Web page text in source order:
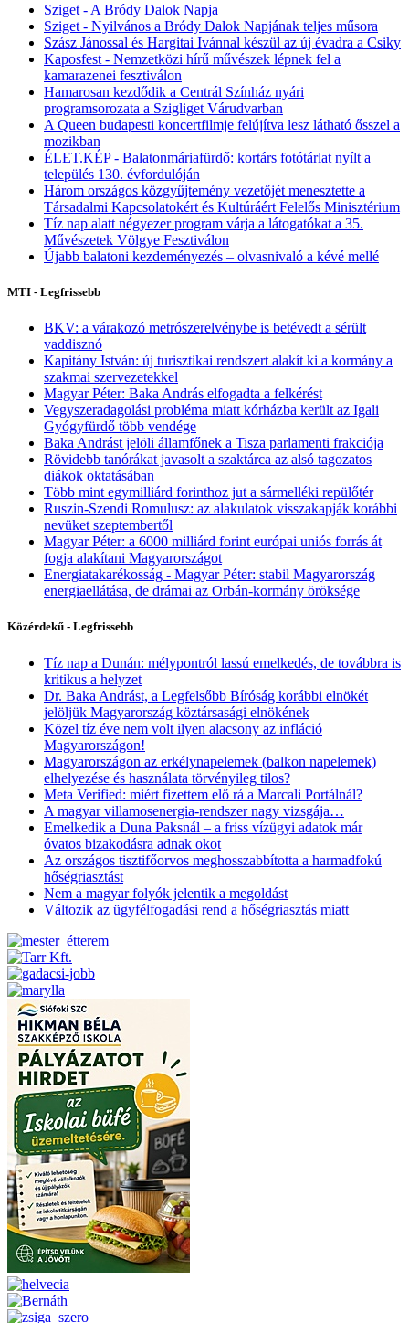
Sziget - A Bródy Dalok Napja
Sziget - Nyilvános a Bródy Dalok Napjának teljes műsora
Szász Jánossal és Hargitai Ivánnal készül az új évadra a Csiky
Kaposfest - Nemzetközi hírű művészek lépnek fel a
kamarazenei fesztiválon
Hamarosan kezdődik a Centrál Színház nyári
programsorozata a Szigliget Várudvarban
A Queen budapesti koncertfilmje felújítva lesz látható ősszel a
mozikban
ÉLET.KÉP - Balatonmáriafürdő: kortárs fotótárlat nyílt a
település 130. évfordulóján
Három országos közgyűjtemény vezetőjét menesztette a
Társadalmi Kapcsolatokért és Kultúráért Felelős Minisztérium
Tíz nap alatt négyezer program várja a látogatókat a 35.
Művészetek Völgye Fesztiválon
Újabb balatoni kezdeményezés – olvasnivaló a kévé mellé
MTI - Legfrissebb
BKV: a várakozó metrószerelvénybe is betévedt a sérült
vaddisznó
Kapitány István: új turisztikai rendszert alakít ki a kormány a
szakmai szervezetekkel
Magyar Péter: Baka András elfogadta a felkérést
Vegyszeradagolási probléma miatt kórházba került az Igali
Gyógyfürdő több vendége
Baka Andrást jelöli államfőnek a Tisza parlamenti frakciója
Rövidebb tanórákat javasolt a szaktárca az alsó tagozatos
diákok oktatásában
Több mint egymilliárd forinthoz jut a sármelléki repülőtér
Ruszin-Szendi Romulusz: az alakulatok visszakapják korábbi
nevüket szeptembertől
Magyar Péter: a 6000 milliárd forint európai uniós forrás át
fogja alakítani Magyarországot
Energiatakarékosság - Magyar Péter: stabil Magyarország
energiaellátása, de drámai az Orbán-kormány öröksége
Közérdekű - Legfrissebb
Tíz nap a Dunán: mélypontról lassú emelkedés, de továbbra is
kritikus a helyzet
Dr. Baka Andrást, a Legfelsőbb Bíróság korábbi elnökét
jelöljük Magyarország köztársasági elnökének
Közel tíz éve nem volt ilyen alacsony az infláció
Magyarországon!
Magyarországon az erkélynapelemek (balkon napelemek)
elhelyezése és használata törvényileg tilos?
Meta Verified: miért fizettem elő rá a Marcali Portálnál?
A magyar villamosenergia-rendszer nagy vizsgája…
Emelkedik a Duna Paksnál – a friss vízügyi adatok már
óvatos bizakodásra adnak okot
Az országos tisztifőorvos meghosszabbította a harmadfokú
hőségriasztást
Nem a magyar folyók jelentik a megoldást
Változik az ügyfélfogadási rend a hőségriasztás miatt